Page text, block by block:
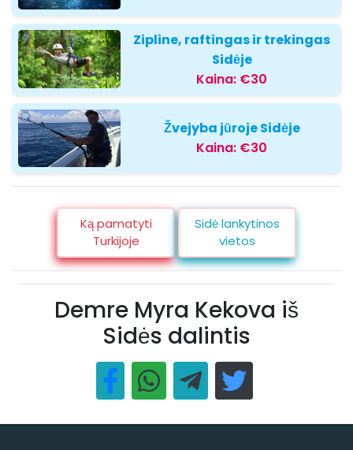
Zipline, raftingas ir trekingas
Sidėje
Kaina: €30
Žvejyba jūroje Sidėje
Kaina: €30
Ką pamatyti
Turkijoje
Sidė lankytinos
vietos
Demre Myra Kekova iš
Sidės dalintis